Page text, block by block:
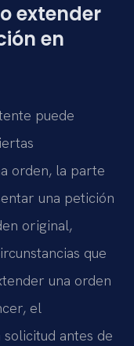
extender
en
puede
orden, la parte
una petición
original,
que
una orden
el
antes de